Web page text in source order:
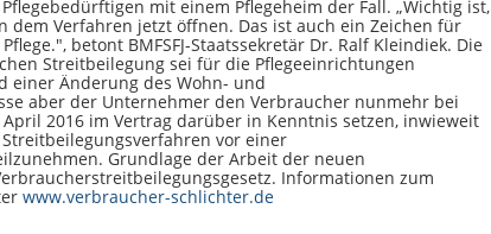
mit einem Pflegeheim der Fall. „Wichtig ist,
dem Verfahren jetzt öffnen. Das ist auch ein Zeichen für
betont BMFSFJ-Staatssekretär Dr. Ralf Kleindiek. Die
Streitbeilegung sei für die Pflegeeinrichtungen
Änderung des Wohn- und
aber der Unternehmer den Verbraucher nunmehr bei
2016 im Vertrag darüber in Kenntnis setzen, inwieweit
vor einer
Grundlage der Arbeit der neuen
Informationen zum
www.verbraucher-schlichter.de